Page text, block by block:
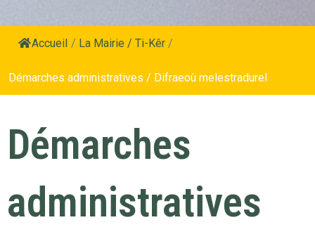
Accueil / La Mairie / Ti-Kêr /
Démarches administratives / Difraeoù melestradurel
Démarches
administratives